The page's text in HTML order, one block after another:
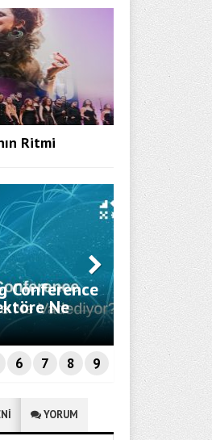
Ritmi
Conference
Ne
Savunma
6 7 8 9
YORUM